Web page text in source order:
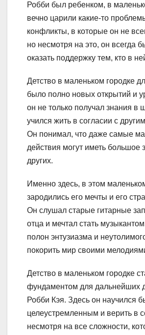
Робби был ребенком, в
вечно царили какие-то
конфликты, в которые он не
но несмотря на это, он всегда
оказать поддержку тем, кто в
Детство в маленьком городке
было полно новых открытий и
он не только получал знания в
учился жить в согласии с
Он понимал, что даже самые
действия могут иметь большое
других.
Именно здесь, в этом
зародились его мечты и его
Он слушал старые гитарные
отца и мечтал стать
полон энтузиазма и
покорить мир своими
Детство в маленьком городке
фундаментом для дальнейших
Робби Кэя. Здесь он научился
целеустремленным и верить в
несмотря на все сложности,